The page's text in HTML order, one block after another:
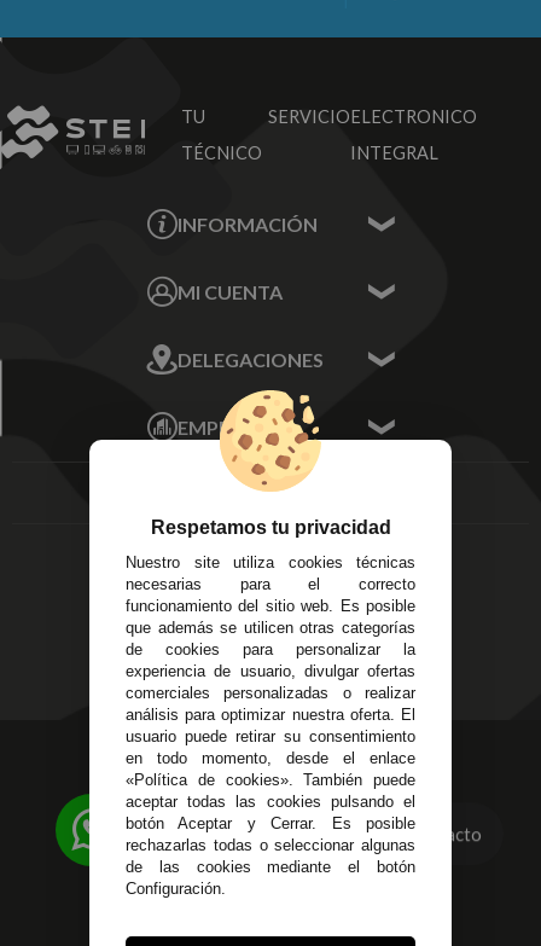
TU SERVICIO
TÉCNICO
ELECTRONICO
INTEGRAL
INFORMACIÓN
Sobre nosotros
MI CUENTA
Mis Direcciones
Mis Pedidos
Mis favoritos
FAQ's
DELEGACIONES
Écija - Sevilla
Av. Plaza de Toros.
Local 3
Córdoba
14
Alzira - Valencia
C/ Esplugues, 135
EMPRESA
Aviso Legal
Devoluciones
Política de Privacidad
Pago Seguro
Terminos y
Condiciones Generales
Políticas de Cookies
623 23 31 98
Atendemos Whatsapp
955 44 45 43/955 44 45 44
info@steielectronica.com
Avenida Plaza de Toros,
Contacto
Respetamos tu privacidad
Nuestro site utiliza cookies técnicas
necesarias para el correcto
funcionamiento del sitio web. Es posible
que además se utilicen otras categorías
de cookies para personalizar la
experiencia de usuario, divulgar ofertas
comerciales personalizadas o realizar
análisis para optimizar nuestra oferta. El
usuario puede retirar su consentimiento
en todo momento, desde el enlace
«Política de cookies». También puede
aceptar todas las cookies pulsando el
botón Aceptar y Cerrar. Es posible
rechazarlas todas o seleccionar algunas
de las cookies mediante el botón
Configuración.